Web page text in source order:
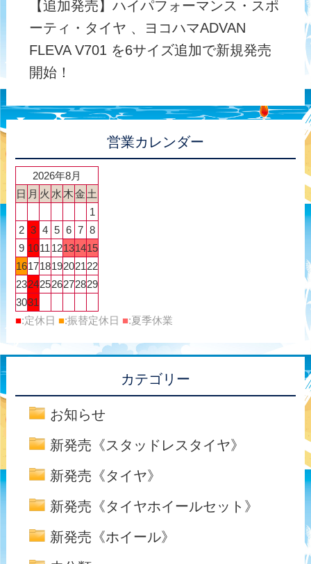
【追加発売】ハイパフォーマンス・スポ
ーティ・タイヤ 、ヨコハマADVAN
FLEVA V701 を6サイズ追加で新規発売
開始！
営業カレンダー
2026年8月
日 月 火 水 木金 土
1
2 3 4 5 6 7 8
9 1011 12131415
16171819202122
23242526272829
3031
■:定休日 ■:振替定休日 ■:夏季休業
カテゴリー
お知らせ
新発売《スタッドレスタイヤ》
新発売《タイヤ》
新発売《タイヤホイールセット》
新発売《ホイール》